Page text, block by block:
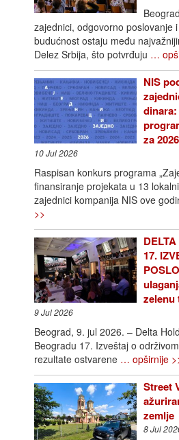
zajednici, odgovorno poslovanje
budućnost ostaju među
Delez Srbija, što potvrđuju …
NIS
za
10 Jul 2026
Raspisan konkurs programa
finansiranje projekata u 13
zajednici kompanija NIS ove
>>
17.
zelenu
9 Jul 2026
Beograd, 9. jul 2026. – Delta
Beogradu 17. Izveštaj o
rezultate ostvarene … opširnije
Street
zemlje
8 Jul